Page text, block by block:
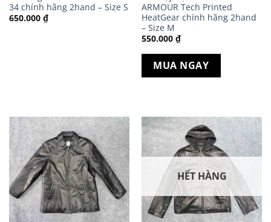
34 chính hãng 2hand – Size S
650.000 ₫
ARMOUR Tech Printed
HeatGear chính hãng 2hand
– Size M
550.000 ₫
MUA NGAY
HẾT HÀNG